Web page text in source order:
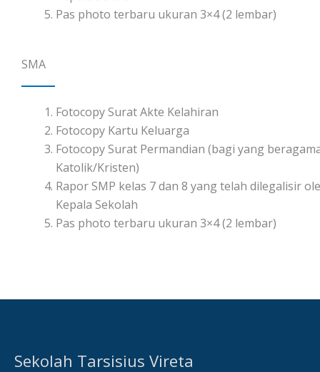
Pas photo terbaru ukuran 3×4 (2 lembar)
SMA
Fotocopy Surat Akte Kelahiran
Fotocopy Kartu Keluarga
Fotocopy Surat Permandian (bagi yang
Katolik/Kristen)
Rapor SMP kelas 7 dan 8 yang telah dilegalisir
Kepala Sekolah
Pas photo terbaru ukuran 3×4 (2 lembar)
Sekolah Tarsisius Vireta